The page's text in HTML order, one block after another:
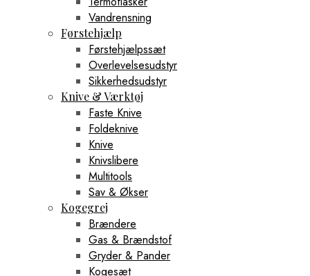
Vandrensning
Førstehjælp
Førstehjælpssæt
Overlevelsesudstyr
Sikkerhedsudstyr
Knive & Værktøj
Faste Knive
Foldeknive
Knive
Knivslibere
Multitools
Sav & Økser
Kogegrej
Brændere
Gas & Brændstof
Gryder & Pander
Kogesæt